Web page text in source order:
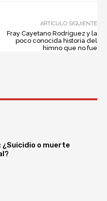
ARTÍCULO SIGUIENTE
Fray Cayetano Rodríguez y la
poco conocida historia del
himno que no fue
¿Suicidio o muerte